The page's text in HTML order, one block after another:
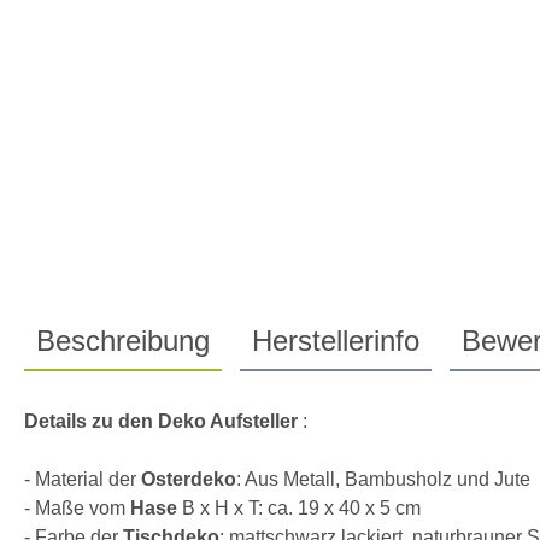
Beschreibung Herstellerinfo
Details zu den Deko Aufsteller :
- Material der Osterdeko: Aus Metall, Bambusholz und Jute
- Maße vom Hase B x H x T: ca. 19 x 40 x 5 cm